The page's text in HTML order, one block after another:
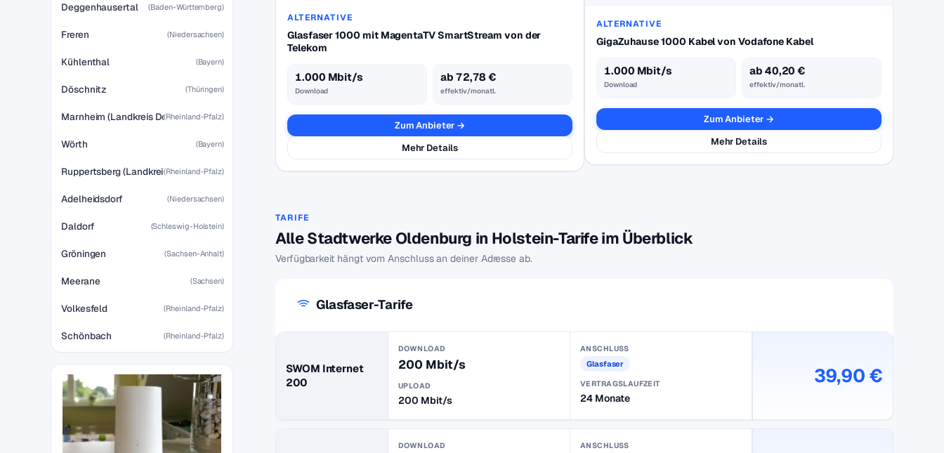
Deggenhausertal (Baden-Württemberg)
Freren (Niedersachsen)
Kühlenthal (Bayern)
Döschnitz (Thüringen)
Marnheim (Landkreis Donnersbergkreis)
(Rheinland-Pfalz)
Wörth (Bayern)
Ruppertsberg (Landkreis Bad Dürkheim)
(Rheinland-Pfalz)
Adelheidsdorf (Niedersachsen)
Daldorf (Schleswig-Holstein)
Gröningen (Sachsen-Anhalt)
Meerane (Sachsen)
Volkesfeld (Rheinland-Pfalz)
Schönbach (Rheinland-Pfalz)
ALTERNATIVE
Glasfaser 1000 mit MagentaTV SmartStream von der
Telekom
1.000 Mbit/s
Download
ab 72,78 €
effektiv/monatl.
Zum Anbieter →
Mehr Details
ALTERNATIVE
GigaZuhause 1000 Kabel von Vodafone Kabel
1.000 Mbit/s
Download
ab 40,20 €
effektiv/monatl.
Zum Anbieter →
Mehr Details
TARIFE
Alle Stadtwerke Oldenburg in Holstein-Tarife im Überblick
Verfügbarkeit hängt vom Anschluss an deiner Adresse ab.
Glasfaser-Tarife
SWOM Internet
200
DOWNLOAD
200 Mbit/s
UPLOAD
200 Mbit/s
ANSCHLUSS
Glasfaser
VERTRAGSLAUFZEIT
24 Monate
39,90 €
DOWNLOAD
ANSCHLUSS